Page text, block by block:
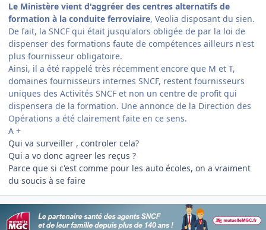
Le Ministère vient d'aggréer des centres alternatifs de
formation à la conduite ferroviaire, Veolia disposant du sien.
De fait, la SNCF qui était jusqu'alors obligée de par la loi de
dispenser des formations faute de compétences ailleurs n'est
plus fournisseur obligatoire.
Ainsi, il a été rappelé très récemment encore que M et T,
domaines fournisseurs internes SNCF, restent fournisseurs
uniques des Activités SNCF et non un centre de profit qui
dispensera de la formation. Une annonce de la Direction des
Opérations a été clairement faite en ce sens.
A +
Qui va surveiller , controler cela?
Qui a vo donc agreer les reçus ?
Parce que si c'est comme pour les auto écoles, on a vraiment
du soucis à se faire